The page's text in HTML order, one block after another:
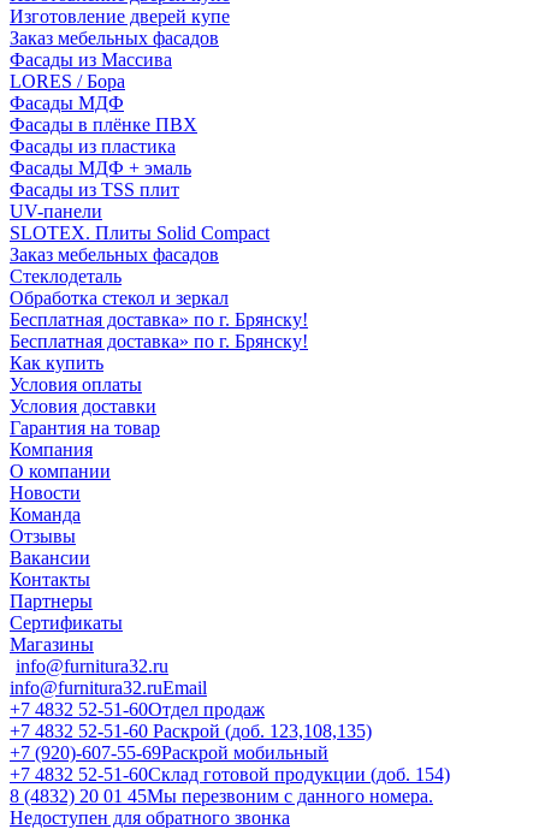
Изготовление дверей купе
Заказ мебельных фасадов
Фасады из Массива
LORES / Бора
Фасады МДФ
Фасады в плёнке ПВХ
Фасады из пластика
Фасады МДФ + эмаль
Фасады из TSS плит
UV-панели
SLOTEX. Плиты Solid Compact
Заказ мебельных фасадов
Стеклодеталь
Обработка стекол и зеркал
Бесплатная доставка» по г. Брянску!
Бесплатная доставка» по г. Брянску!
Как купить
Условия оплаты
Условия доставки
Гарантия на товар
Компания
О компании
Новости
Команда
Отзывы
Вакансии
Контакты
Партнеры
Сертификаты
Магазины
info@furnitura32.ru
info@furnitura32.ruEmail
+7 4832 52-51-60Отдел продаж
+7 4832 52-51-60 Раскрой (доб. 123,108,135)
+7 (920)-607-55-69Раскрой мобильный
+7 4832 52-51-60Склад готовой продукции (доб. 154)
8 (4832) 20 01 45Мы перезвоним с данного номера.
Недоступен для обратного звонка